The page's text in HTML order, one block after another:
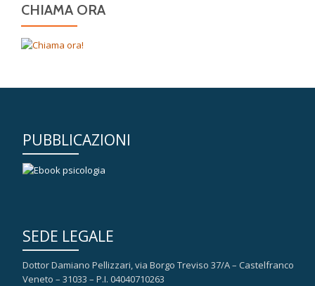
CHIAMA ORA
PUBBLICAZIONI
SEDE LEGALE
Dottor Damiano Pellizzari, via Borgo Treviso 37/A – Castelfranco
Veneto – 31033 – P.I. 04040710263